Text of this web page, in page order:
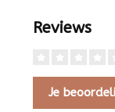
Reviews
Je